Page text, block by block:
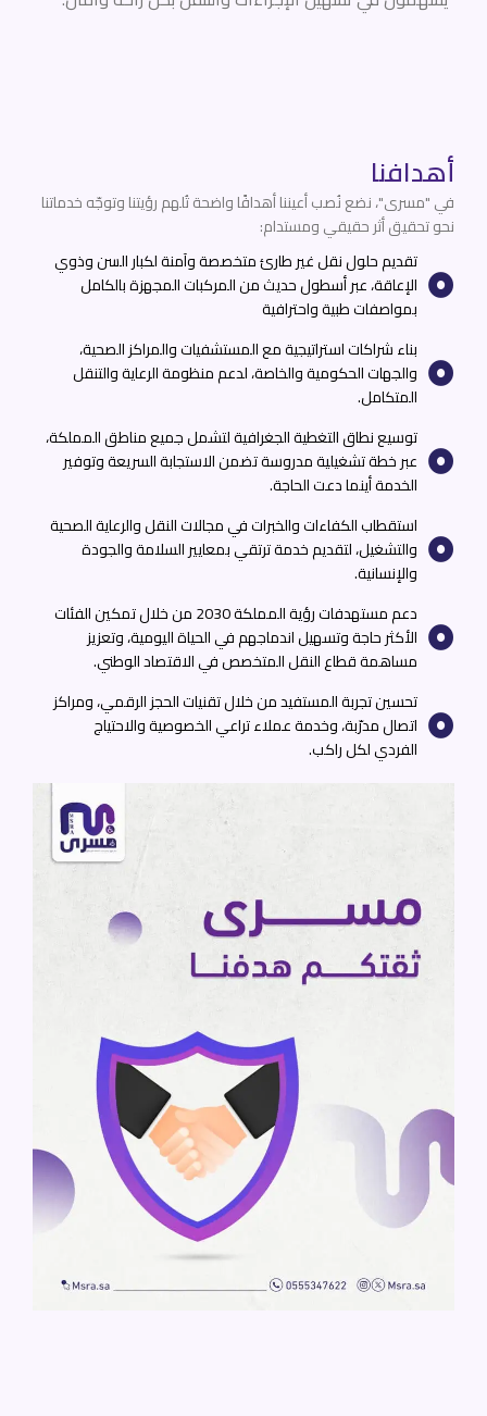
أهدافنا
في "مسرى"، نضع نُصب أعيننا أهدافًا واضحة تُلهم رؤيتنا وتوجّه خدماتنا
نحو تحقيق أثر حقيقي ومستدام:
تقديم حلول نقل غير طارئ متخصصة وآمنة لكبار السن وذوي
الإعاقة، عبر أسطول حديث من المركبات المجهزة بالكامل
بمواصفات طبية واحترافية
بناء شراكات استراتيجية مع المستشفيات والمراكز الصحية،
والجهات الحكومية والخاصة، لدعم منظومة الرعاية والتنقل
المتكامل.
توسيع نطاق التغطية الجغرافية لتشمل جميع مناطق المملكة،
عبر خطة تشغيلية مدروسة تضمن الاستجابة السريعة وتوفير
الخدمة أينما دعت الحاجة.
استقطاب الكفاءات والخبرات في مجالات النقل والرعاية الصحية
والتشغيل، لتقديم خدمة ترتقي بمعايير السلامة والجودة
والإنسانية.
دعم مستهدفات رؤية المملكة 2030 من خلال تمكين الفئات
الأكثر حاجة وتسهيل اندماجهم في الحياة اليومية، وتعزيز
مساهمة قطاع النقل المتخصص في الاقتصاد الوطني.
تحسين تجربة المستفيد من خلال تقنيات الحجز الرقمي، ومراكز
اتصال مدرّبة، وخدمة عملاء تراعي الخصوصية والاحتياج
الفردي لكل راكب.